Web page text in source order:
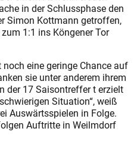
in der Schlussphase den
Simon Kottmann getroffen,
1:1 ins Köngener Tor
eine geringe Chance auf
sie unter anderem ihrem
der 17 Saisontreffer t erzielt
Situation“, weiß
Auswärtsspielen in Folge.
Auftritte in Weilmdorf